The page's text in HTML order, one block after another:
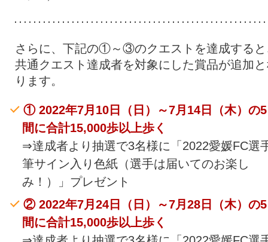
さらに、下記の①～③のクエストを達成する
共通クエスト達成者を対象にした賞品が追加
ります。
① 2022年7月10日（日）～7月14日（木）の
間に合計15,000歩以上歩く
⇒達成者より抽選で3名様に「2022愛媛FC選
筆サイン入り色紙（選手は届いてのお楽し
み！）」プレゼント
② 2022年7月24日（日）～7月28日（木）の
間に合計15,000歩以上歩く